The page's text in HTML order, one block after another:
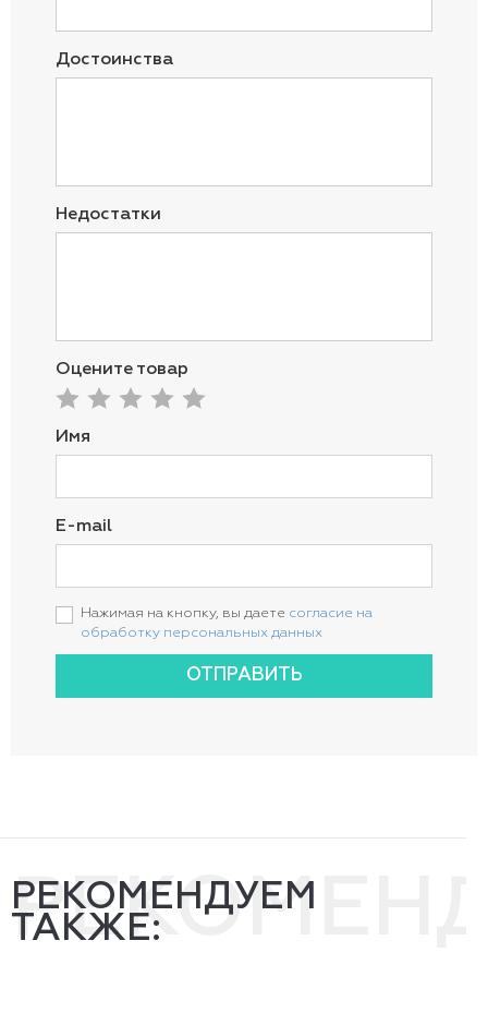
Достоинства
Недостатки
Оцените товар
Имя
E-mail
Нажимая на кнопку, вы даете согласие на
обработку персональных данных
ОТПРАВИТЬ
РЕКОМЕНДУЕМ
ТАКЖЕ: